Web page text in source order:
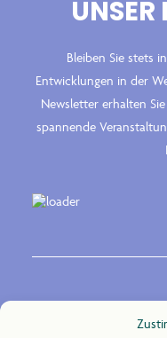
UNSER
Bleiben Sie stets
Entwicklungen in der
Newsletter erhalten
spannende